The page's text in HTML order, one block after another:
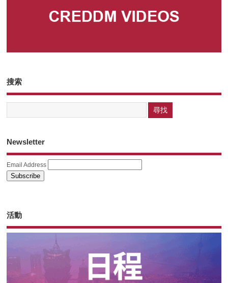
搜索
Newsletter
Email Address
活動